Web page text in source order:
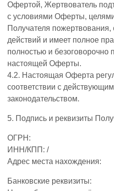
Офертой, Жертвователь
с условиями Оферты,
Получателя пожертвования,
действий и имеет полное
полностью и безоговорочно
настоящей Оферты.
4.2. Настоящая Оферта
соответствии с
законодательством.
5. Подпись и реквизиты
ОГРН:
ИНН/КПП: /
Адрес места нахождения:
Банковские реквизиты: